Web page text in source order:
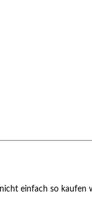
einfach so